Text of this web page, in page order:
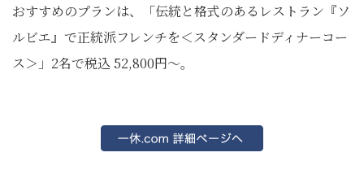
おすすめのプランは、「伝統と格式のあるレストラン『ソ
ルビエ』で正統派フレンチを＜スタンダードディナーコー
ス＞」2名で税込 52,800円～。